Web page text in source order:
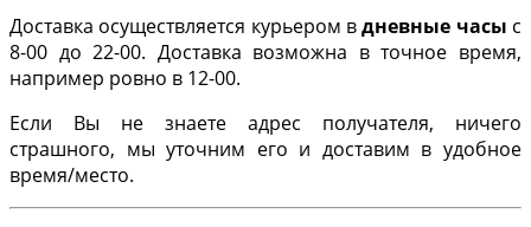
Доставка осуществляется курьером вдневные часы с
8-00 до 22-00. Доставка возможна в точное время,
например ровно в 12-00.
Если Вы не знаете адрес получателя, ничего
страшного, мы уточним его и доставим в удобное
время/место.